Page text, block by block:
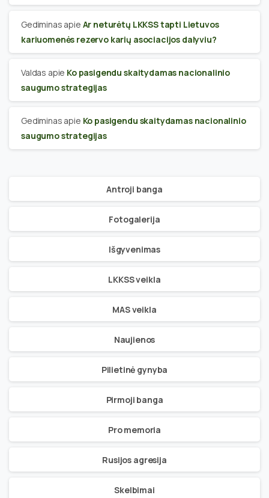
Gediminas apie Ar neturėtų LKKSS tapti Lietuvos
kariuomenės rezervo karių asociacijos dalyviu?
Valdas apie Ko pasigendu skaitydamas nacionalinio
saugumo strategijas
Gediminas apie Ko pasigendu skaitydamas nacionalinio
saugumo strategijas
Antroji banga
Fotogalerija
Išgyvenimas
LKKSS veikla
MAS veikla
Naujienos
Pilietinė gynyba
Pirmoji banga
Pro memoria
Rusijos agresija
Skelbimai